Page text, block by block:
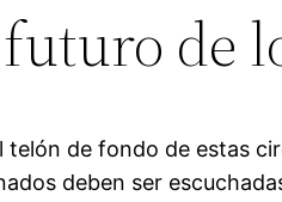
de
telón de fondo de estas
deben ser